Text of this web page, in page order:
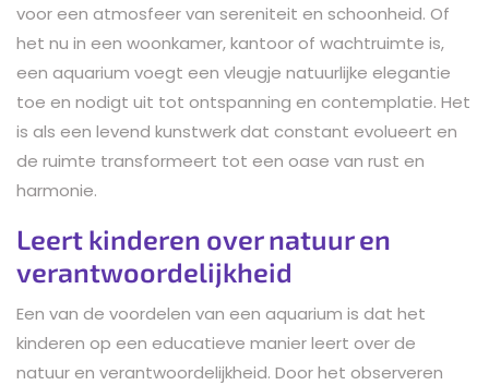
voor een atmosfeer van sereniteit en schoonheid. Of
het nu in een woonkamer, kantoor of wachtruimte is,
een aquarium voegt een vleugje natuurlijke elegantie
toe en nodigt uit tot ontspanning en contemplatie. Het
is als een levend kunstwerk dat constant evolueert en
de ruimte transformeert tot een oase van rust en
harmonie.
Leert kinderen over natuur en
verantwoordelijkheid
Een van de voordelen van een aquarium is dat het
kinderen op een educatieve manier leert over de
natuur en verantwoordelijkheid. Door het observeren